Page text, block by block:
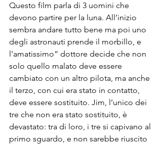
Questo film parla di 3 uomini che
devono partire per la luna. All’inizio
sembra andare tutto bene ma poi uno
degli astronauti prende il morbillo, e
l'amatissimo” dottore decide che non
solo quello malato deve essere
cambiato con un altro pilota, ma anche
il terzo, con cui era stato in contatto,
deve essere sostituito. Jim, l’unico dei
tre che non era stato sostituito, è
devastato: tra di loro, i tre si capivano al
primo sguardo, e non sarebbe riuscito